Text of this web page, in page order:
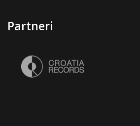
Partneri